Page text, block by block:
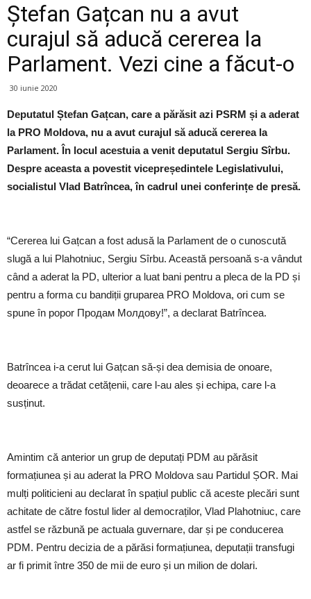
Ștefan Gațcan nu a avut
curajul să aducă cererea la
Parlament. Vezi cine a făcut-o
30 iunie 2020
Deputatul Ștefan Gațcan, care a părăsit azi PSRM și a aderat
la PRO Moldova, nu a avut curajul să aducă cererea la
Parlament. În locul acestuia a venit deputatul Sergiu Sîrbu.
Despre aceasta a povestit vicepreședintele Legislativului,
socialistul Vlad Batrîncea, în cadrul unei conferințe de presă.
“Cererea lui Gațcan a fost adusă la Parlament de o cunoscută
slugă a lui Plahotniuc, Sergiu Sîrbu. Această persoană s-a vândut
când a aderat la PD, ulterior a luat bani pentru a pleca de la PD și
pentru a forma cu bandiții gruparea PRO Moldova, ori cum se
spune în popor Продам Молдову!”, a declarat Batrîncea.
Batrîncea i-a cerut lui Gațcan să-și dea demisia de onoare,
deoarece a trădat cetățenii, care l-au ales și echipa, care l-a
susținut.
Amintim că anterior un grup de deputați PDM au părăsit
formațiunea și au aderat la PRO Moldova sau Partidul ȘOR. Mai
mulți politicieni au declarat în spațiul public că aceste plecări sunt
achitate de către fostul lider al democraților, Vlad Plahotniuc, care
astfel se răzbună pe actuala guvernare, dar și pe conducerea
PDM. Pentru decizia de a părăsi formațiunea, deputații transfugi
ar fi primit între 350 de mii de euro și un milion de dolari.